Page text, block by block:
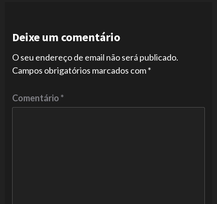
Deixe um comentário
O seu endereço de email não será publicado.
Campos obrigatórios marcados com*
Comentário*